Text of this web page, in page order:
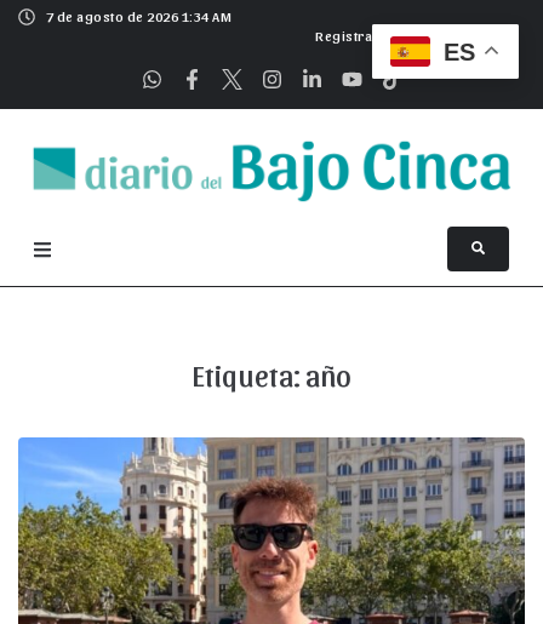
7 de agosto de 2026 1:34 AM
Registrarse
Etiqueta: año
ES